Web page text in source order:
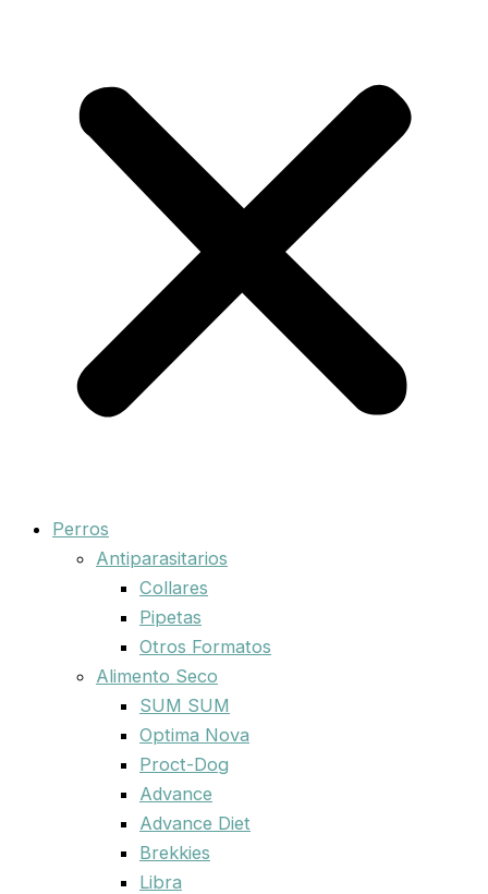
Perros
Antiparasitarios
Collares
Pipetas
Otros Formatos
Alimento Seco
SUM SUM
Optima Nova
Proct-Dog
Advance
Advance Diet
Brekkies
Libra